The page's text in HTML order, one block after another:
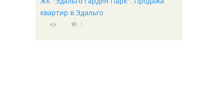
квартир в Эдальго
1